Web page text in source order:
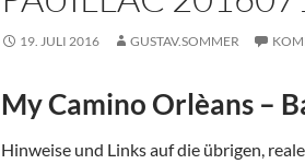
19. JULI 2016 GUSTAV.SOMMER
My Camino Orlèans –
Hinweise und Links auf die übrigen,